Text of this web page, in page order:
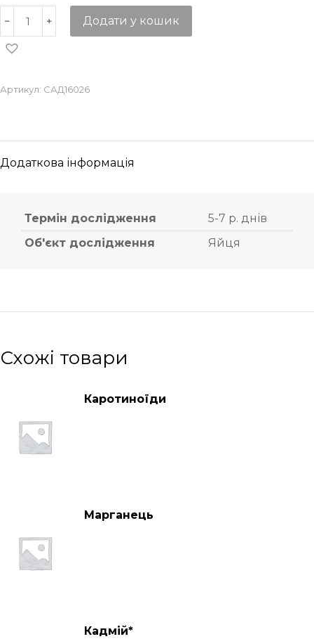
Додати у кошик
Артикул: САД16026
Додаткова інформація
Термін дослідження
5-7 р. днів
Об'єкт дослідження
Яйця
Схожі товари
Каротиноїди
Марганець
Кадмій*